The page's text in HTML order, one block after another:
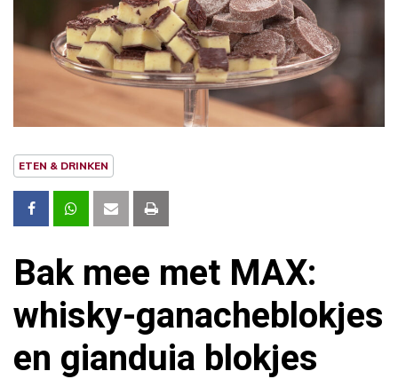
ETEN & DRINKEN
Bak mee met MAX:
whisky-ganacheblokjes
en gianduia blokjes